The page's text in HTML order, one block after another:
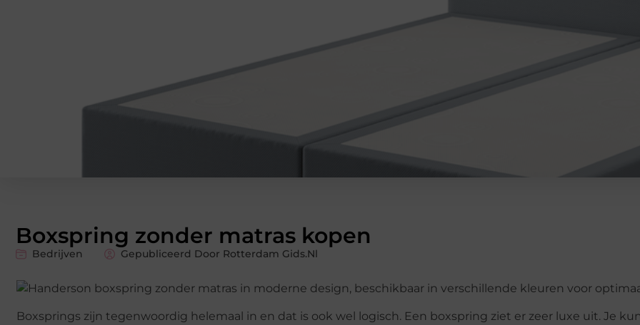
Boxspring zonder matras kopen
Bedrijven Gepubliceerd Door Rotterdam Gids.nl
Boxsprings zijn tegenwoordig helemaal in en dat is ook wel logisch. Een boxspring ziet er zeer luxe uit. Je